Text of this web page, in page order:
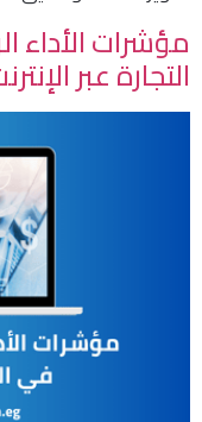
التجارة عبر